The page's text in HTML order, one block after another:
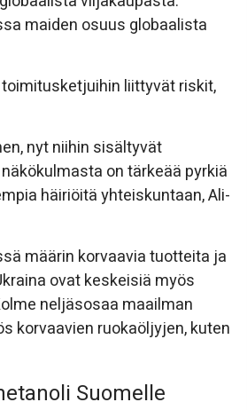
maiden osuus globaalista
liittyvät riskit,
nyt niihin sisältyvät
on tärkeää pyrkiä
häiriöitä yhteiskuntaan, Ali-
määrin korvaavia tuotteita ja
ovat keskeisiä myös
neljäsosaa maailman
korvaavien ruokaöljyjen, kuten
Suomelle